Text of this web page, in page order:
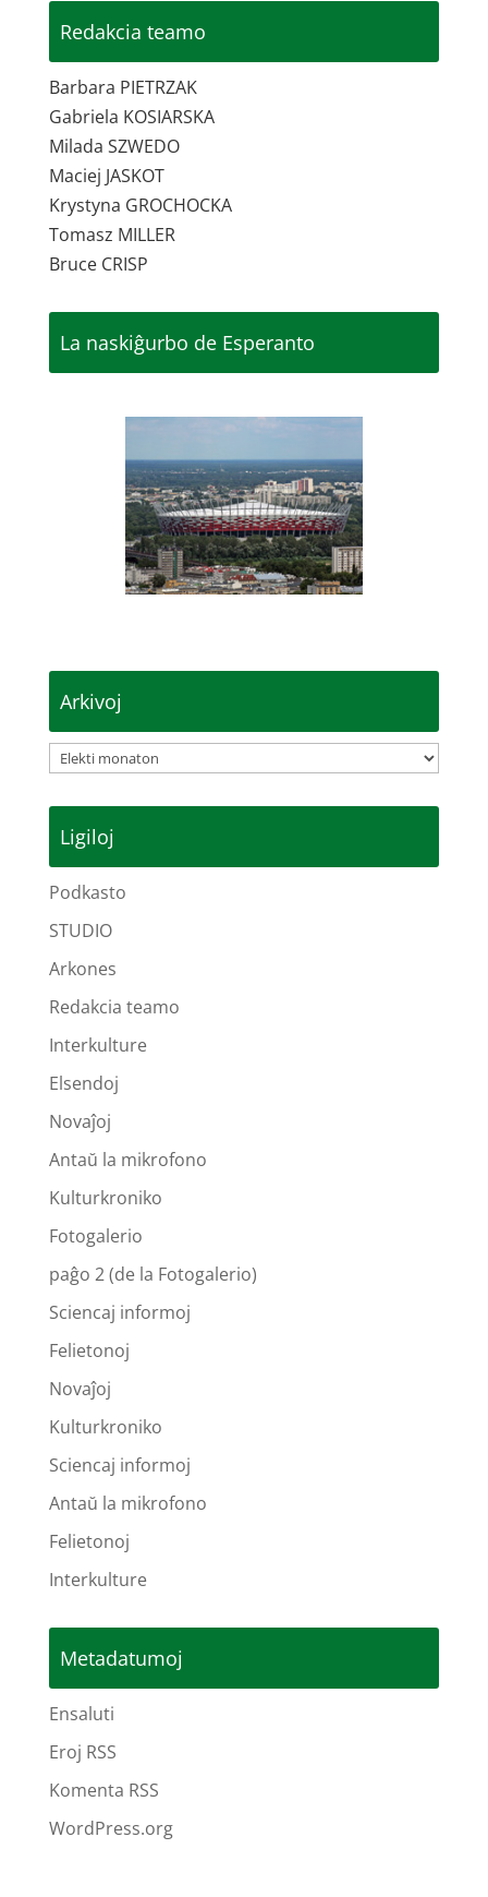
Redakcia teamo
Barbara PIETRZAK
Gabriela KOSIARSKA
Milada SZWEDO
Maciej JASKOT
Krystyna GROCHOCKA
Tomasz MILLER
Bruce CRISP
La naskiĝurbo de Esperanto
Arkivoj
Arkivoj
Ligiloj
Podkasto
STUDIO
Arkones
Redakcia teamo
Interkulture
Elsendoj
Novaĵoj
Antaŭ la mikrofono
Kulturkroniko
Fotogalerio
paĝo 2 (de la Fotogalerio)
Sciencaj informoj
Felietonoj
Novaĵoj
Kulturkroniko
Sciencaj informoj
Antaŭ la mikrofono
Felietonoj
Interkulture
Metadatumoj
Ensaluti
Eroj RSS
Komenta RSS
WordPress.org